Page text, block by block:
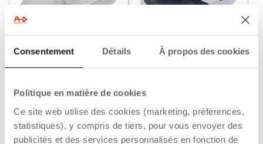
Consentement Détails À propos des cookies
Politique en matière de cookies
Ce site web utilise des cookies (marketing, préférences,
statistiques), y compris de tiers, pour vous envoyer des
publicités et des services personnalisés en fonction de
+ COULEURS
Baskets Celtic
Dès 34,99 €
Baskets Fusillo
29,99 €
AJOUTER